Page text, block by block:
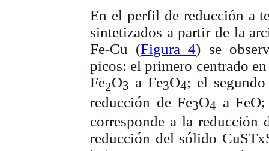
En el perfil de reducción a
sintetizados a partir de la
Fe-Cu (Figura 4) se
picos: el primero centrado
Fe2O3 a Fe3O4; el
reducción de Fe3O4 a
corresponde a la reducción
reducción del sólido